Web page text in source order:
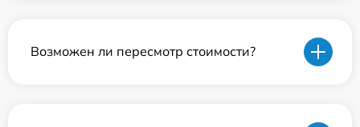
Возможен ли пересмотр стоимости?